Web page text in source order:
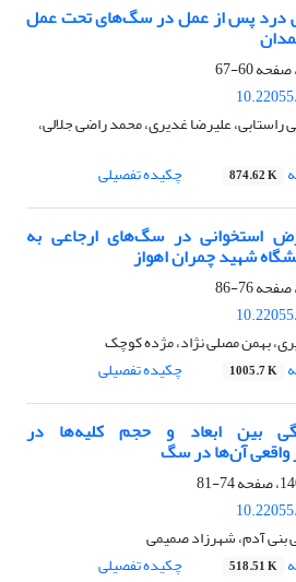
درد پس از عمل در سگ‌های تحت عمل
60-67
راستابی، علیرضا غدیری، محمد راضی جلالی،
874.62 K چکیده تفصیلی
استخوانی در سگ‌های ارجاعی به
شهید چمران اهواز
76-86
بهمن مصلی نژاد، مژده کوچک
1005.7 K چکیده تفصیلی
بین ابعاد و حجم کلیه‌ها در
واقعی آن‌ها در سگ
74-81
بنی آدم، شهرزاد صمیمی
518.51 K چکیده تفصیلی